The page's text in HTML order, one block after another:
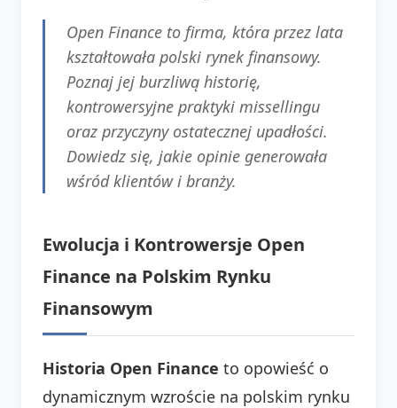
Open Finance to firma, która przez lata
kształtowała polski rynek finansowy.
Poznaj jej burzliwą historię,
kontrowersyjne praktyki missellingu
oraz przyczyny ostatecznej upadłości.
Dowiedz się, jakie opinie generowała
wśród klientów i branży.
Ewolucja i Kontrowersje Open
Finance na Polskim Rynku
Finansowym
Historia Open Finance to opowieść o
dynamicznym wzroście na polskim rynku